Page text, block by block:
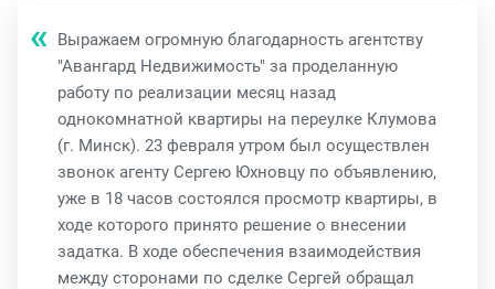
Выражаем огромную благодарность агентству
"Авангард Недвижимость" за проделанную
работу по реализации месяц назад
однокомнатной квартиры на переулке Клумова
(г. Минск). 23 февраля утром был осуществлен
звонок агенту Сергею Юхновцу по объявлению,
уже в 18 часов состоялся просмотр квартиры, в
ходе которого принято решение о внесении
задатка. В ходе обеспечения взаимодействия
между сторонами по сделке Сергей обращал